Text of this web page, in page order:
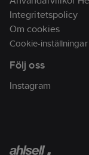
Integritetspolicy
Om cookies
Cookie-inställningar
Följ oss
Instagram